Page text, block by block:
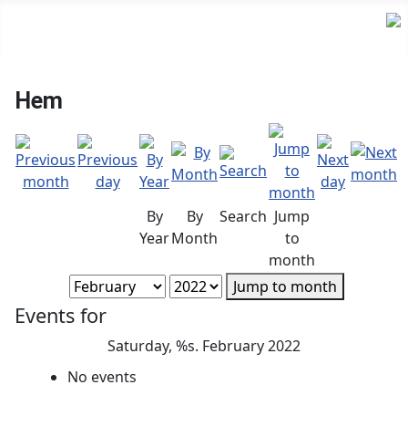
Hem
By
Year
By
Month
Search Jump
to
month
Jump to month
Events for
Saturday, %s. February 2022
No events